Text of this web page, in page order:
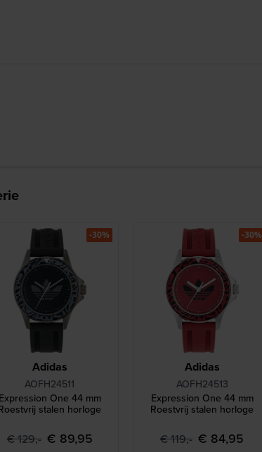
Adidas
AOFH24511
Expression One 44 mm
stalen horloge
€ 129,- € 89,95
-30%
Adidas
AOFH24513
Expression One 44 mm
Roestvrij stalen horloge
€ 119,- € 84,95
-30%